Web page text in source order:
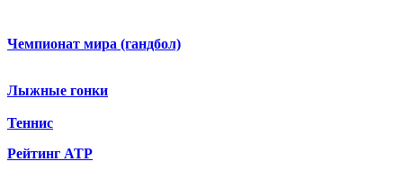
Чемпионат мира (гандбол)
Лыжные гонки
Теннис
Рейтинг ATP